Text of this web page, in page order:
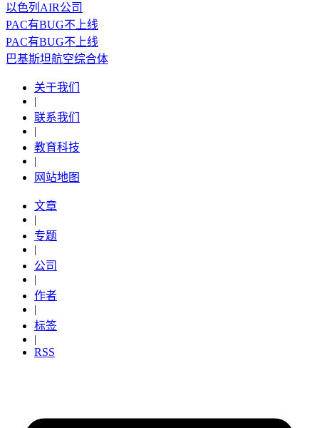
以色列AIR公司
PAC有BUG不上线
PAC有BUG不上线
​巴基斯坦航空综合体
关于我们
|
联系我们
|
教育科技
|
网站地图
文章
|
专题
|
公司
|
作者
|
标签
|
RSS